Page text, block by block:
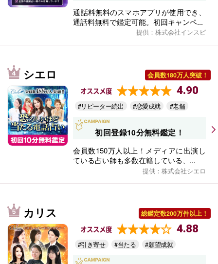
通話料無料のスマホアプリが使用でき、
通話料無料で鑑定可能。初回キャンペ...
提供：株式会社インスピ
シエロ 会員数180万人突破！
オススメ度 4.90
#リピーター続出 #恋愛成就 #老舗
初回登録10分無料鑑定！
会員数150万人以上！メディアに出演し
ている占い師も多数在籍している、...
提供：株式会社シエロ
カリス 総鑑定数200万件以上！
オススメ度 4.88
#引き寄せ #当たる #願望成就